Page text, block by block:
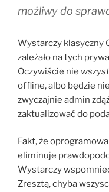
możliwy do
Wystarczy klasyczny
zależało na tych
Oczywiście nie
offline, albo będzie
zwyczajnie admin
zaktualizować do
Fakt, że
eliminuje
Wystarczy
Zresztą, chyba